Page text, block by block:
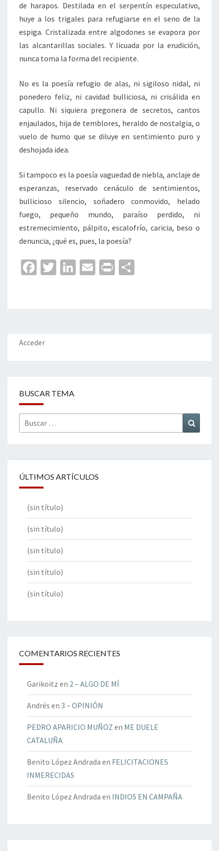
de harapos. Destilada en el serpentín especulativo,
huye a los trigales para refugiarse en el seno de la
espiga. Cristalizada entre algodones se evapora por
las alcantarillas sociales. Y licuada por la erudición,
nunca toma la forma del recipiente.
No es la poesía refugio de alas, ni sigiloso nidal, ni
ponedero feliz, ni cavidad bulliciosa, ni crisálida en
capullo. Ni siquiera pregonera de secretos, cantos
enjaulados, hija de temblores, heraldo de nostalgia, o
vuelo de humo que se diluye en sentimiento puro y
deshojada idea.
Si tampoco es la poesía vaguedad de niebla, anclaje de
esperanzas, reservado cenáculo de sentimientos,
bullicioso silencio, soñadero conmovido, helado
fuego, pequeño mundo, paraíso perdido, ni
estremecimiento, pálpito, escalofrío, caricia, beso o
denuncia, ¿qué es, pues, la poesía?
Fa
o
o
k
T
er
Li
dI
n
E
l
Pr
p
ar
Acceder
BUSCAR TEMA
Buscar
por:
ÚLTIMOS ARTÍCULOS
(sin título)
(sin título)
(sin título)
(sin título)
(sin título)
COMENTARIOS RECIENTES
Garikoitz en 2 – ALGO DE MÍ
Andrés en 3 – OPINIÓN
PEDRO APARICIO MUÑOZ en ME DUELE
CATALUÑA
Benito López Andrada en FELICITACIONES
INMERECIDAS
Benito López Andrada en INDIOS EN CAMPAÑA